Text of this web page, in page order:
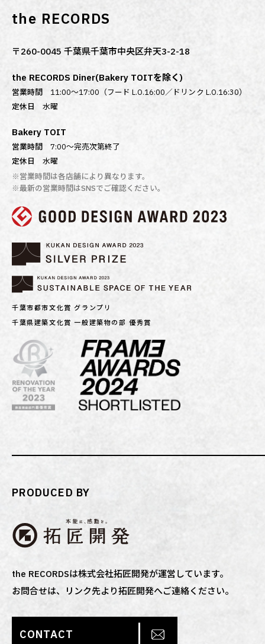
the RECORDS
〒260-0045 千葉県千葉市中央区弁天3-2-18
the RECORDS Diner(Bakery TOITを除く)
営業時間 11:00～17:00（フード L.O.16:00／ドリンク L.O.16:30）
定休日水曜
Bakery TOIT
営業時間7:00〜完売次第終了
定休日水曜
※営業時間は各店舗により異なります。
※最新の営業時間はSNSでご確認ください。
千葉市都市文化賞 グランプリ
千葉県建築文化賞 一般建築物の部 優秀賞
PRODUCED BY
the RECORDSは株式会社拓匠開発が運営しています。
お問合せは、リンク先より拓匠開発へご連絡ください。
CONTACT